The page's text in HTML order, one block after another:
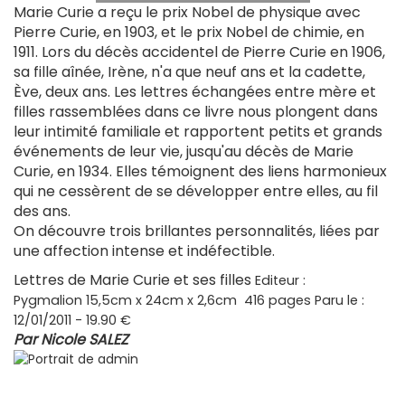
Marie Curie a reçu le prix Nobel de physique avec
Pierre Curie, en 1903, et le prix Nobel de chimie, en
1911. Lors du décès accidentel de Pierre Curie en 1906,
sa fille aînée, Irène, n'a que neuf ans et la cadette,
Ève, deux ans. Les lettres échangées entre mère et
filles rassemblées dans ce livre nous plongent dans
leur intimité familiale et rapportent petits et grands
événements de leur vie, jusqu'au décès de Marie
Curie, en 1934. Elles témoignent des liens harmonieux
qui ne cessèrent de se développer entre elles, au fil
des ans.
On découvre trois brillantes personnalités, liées par
une affection intense et indéfectible.
Lettres de Marie Curie et ses filles Editeur :
Pygmalion 15,5cm x 24cm x 2,6cm 416 pages Paru le :
12/01/2011 - 19.90 €
ParNicole SALEZ